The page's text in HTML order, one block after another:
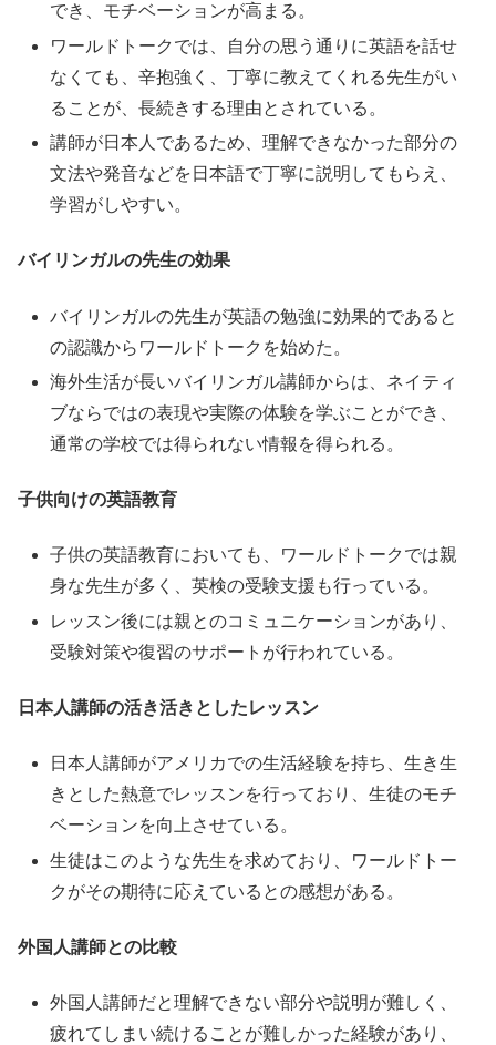
でき、モチベーションが高まる。
ワールドトークでは、自分の思う通りに英語を話せ
なくても、辛抱強く、丁寧に教えてくれる先生がい
ることが、長続きする理由とされている。
講師が日本人であるため、理解できなかった部分の
文法や発音などを日本語で丁寧に説明してもらえ、
学習がしやすい。
バイリンガルの先生の効果
バイリンガルの先生が英語の勉強に効果的であると
の認識からワールドトークを始めた。
海外生活が長いバイリンガル講師からは、ネイティ
ブならではの表現や実際の体験を学ぶことができ、
通常の学校では得られない情報を得られる。
子供向けの英語教育
子供の英語教育においても、ワールドトークでは親
身な先生が多く、英検の受験支援も行っている。
レッスン後には親とのコミュニケーションがあり、
受験対策や復習のサポートが行われている。
日本人講師の活き活きとしたレッスン
日本人講師がアメリカでの生活経験を持ち、生き生
きとした熱意でレッスンを行っており、生徒のモチ
ベーションを向上させている。
生徒はこのような先生を求めており、ワールドトー
クがその期待に応えているとの感想がある。
外国人講師との比較
外国人講師だと理解できない部分や説明が難しく、
疲れてしまい続けることが難しかった経験があり、